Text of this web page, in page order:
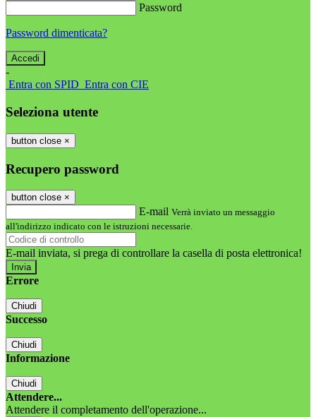
Password
Password dimenticata?
-
Entra con SPID Entra con CIE
Seleziona utente
button close ×
Recupero password
button close ×
E-mail Verrà inviato un messaggio
all'indirizzo indicato con le istruzioni necessarie.
E-mail inviata, si prega di controllare la casella di posta elettronica!
Errore
Chiudi
Successo
Chiudi
Informazione
Chiudi
Attendere...
Attendere il completamento dell'operazione...